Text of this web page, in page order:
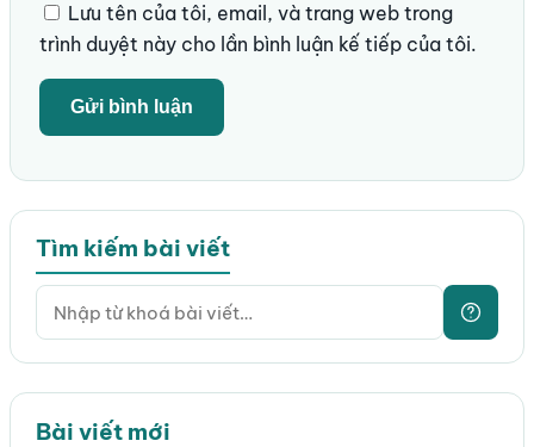
Lưu tên của tôi, email, và trang web trong
trình duyệt này cho lần bình luận kế tiếp của tôi.
Tìm kiếm bài viết
Bài viết mới